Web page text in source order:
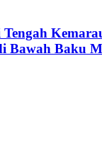
Bawah Baku